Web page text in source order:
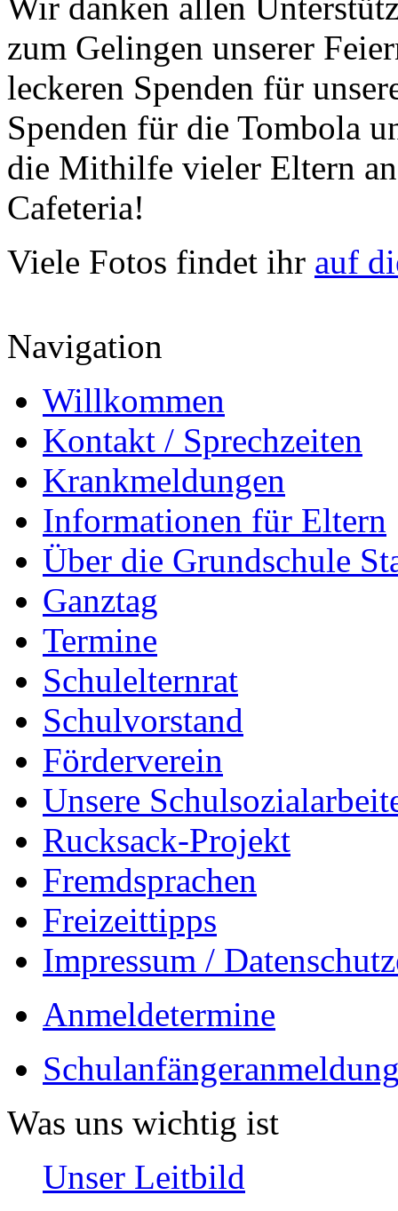
zum Gelingen unserer
leckeren Spenden für
Spenden für die Tombola
die Mithilfe vieler Eltern
Cafeteria!
Viele Fotos findet ihr auf
Navigation
Willkommen
Kontakt / Sprechzeiten
Krankmeldungen
Informationen für Eltern
Über die Grundschule
Ganztag
Termine
Schulelternrat
Schulvorstand
Förderverein
Unsere
Rucksack-Projekt
Fremdsprachen
Freizeittipps
Impressum /
Anmeldetermine
Was uns wichtig ist
Unser Leitbild